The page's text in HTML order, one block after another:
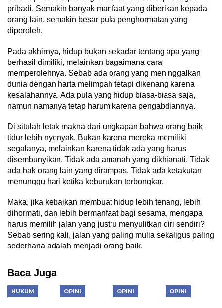
pribadi. Semakin banyak manfaat yang diberikan kepada
orang lain, semakin besar pula penghormatan yang
diperoleh.
Pada akhirnya, hidup bukan sekadar tentang apa yang
berhasil dimiliki, melainkan bagaimana cara
memperolehnya. Sebab ada orang yang meninggalkan
dunia dengan harta melimpah tetapi dikenang karena
kesalahannya. Ada pula yang hidup biasa-biasa saja,
namun namanya tetap harum karena pengabdiannya.
Di situlah letak makna dari ungkapan bahwa orang baik
tidur lebih nyenyak. Bukan karena mereka memiliki
segalanya, melainkan karena tidak ada yang harus
disembunyikan. Tidak ada amanah yang dikhianati. Tidak
ada hak orang lain yang dirampas. Tidak ada ketakutan
menunggu hari ketika keburukan terbongkar.
Maka, jika kebaikan membuat hidup lebih tenang, lebih
dihormati, dan lebih bermanfaat bagi sesama, mengapa
harus memilih jalan yang justru menyulitkan diri sendiri?
Sebab sering kali, jalan yang paling mulia sekaligus paling
sederhana adalah menjadi orang baik.
Baca Juga
HUKUM OPINI OPINI OPINI